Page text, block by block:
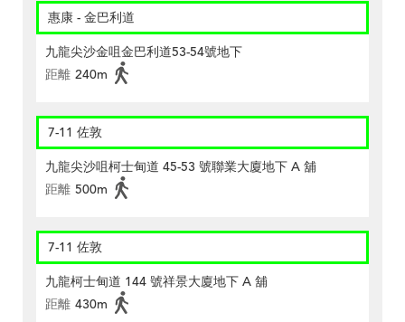
惠康 - 金巴利道
九龍尖沙金咀金巴利道53-54號地下
距離 240m
7-11 佐敦
九龍尖沙咀柯士甸道 45-53 號聯業大廈地下 A 舖
距離 500m
7-11 佐敦
九龍柯士甸道 144 號祥景大廈地下 A 舖
距離 430m